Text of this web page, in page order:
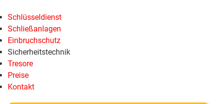
Schlüsseldienst
Schließanlagen
Einbruchschutz
Sicherheitstechnik
Tresore
Preise
Kontakt